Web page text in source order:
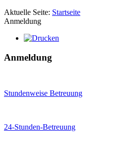
Aktuelle Seite: Startseite
Anmeldung
Anmeldung
Stundenweise Betreuung
24-Stunden-Betreuung